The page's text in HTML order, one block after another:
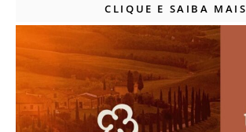
CLIQUE E SAIBA MAIS